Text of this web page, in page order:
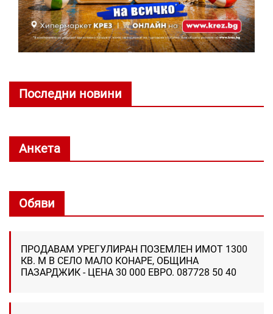
Последни новини
Анкета
Обяви
ПРОДАВАМ УРЕГУЛИРАН ПОЗЕМЛЕН ИМОТ 1300
КВ. М В СЕЛО МАЛО КОНАРЕ, ОБЩИНА
ПАЗАРДЖИК - ЦЕНА 30 000 ЕВРО. 087728 50 40